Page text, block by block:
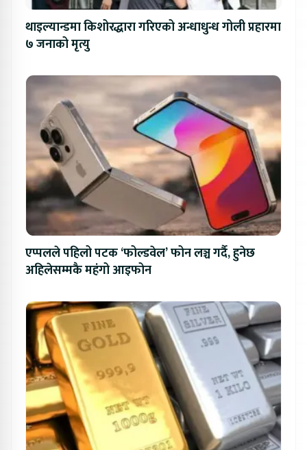
थाइल्यान्डमा किशोरद्धारा गरिएको अन्धाधुन्ध गोली प्रहारमा
७ जनाको मृत्यु
एप्पलले पहिलो पटक ‘फोल्डवेल’ फोन लञ्च गर्दै, हुनेछ
अहिलेसम्मकै महंगो आइफोन